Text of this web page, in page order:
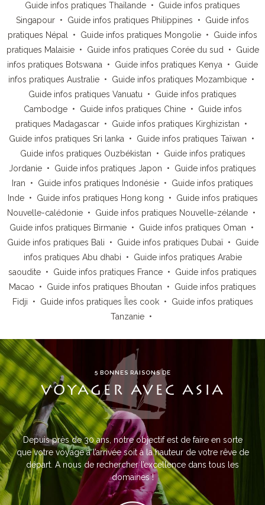
Guide infos pratiques Thaïlande • Guide infos pratiques
Singapour • Guide infos pratiques Philippines • Guide infos
pratiques Népal
• Guide infos pratiques Mongolie • Guide infos
pratiques Malaisie• Guide infos pratiques Corée du sud • Guide
infos pratiques Botswana • Guide infos pratiques Kenya • Guide
infos pratiques Australie • Guide infos pratiques Mozambique •
Guide infos pratiques Vanuatu • Guide infos pratiques
Cambodge• Guide infos pratiques Chine• Guide infos
pratiques Madagascar • Guide infos pratiques Kirghizistan •
Guide infos pratiques Sri lanka • Guide infos pratiques Taïwan •
Guide infos pratiques Ouzbékistan • Guide infos pratiques
Jordanie • Guide infos pratiques Japon • Guide infos pratiques
Iran • Guide infos pratiques Indonésie • Guide infos pratiques
Inde• Guide infos pratiques Hong kong • Guide infos pratiques
Nouvelle-calédonie • Guide infos pratiques Nouvelle-zélande •
Guide infos pratiques Birmanie• Guide infos pratiques Oman •
Guide infos pratiques Bali • Guide infos pratiques Dubaï• Guide
infos pratiques Abu dhabi • Guide infos pratiques Arabie
saoudite • Guide infos pratiques France • Guide infos pratiques
Macao • Guide infos pratiques Bhoutan • Guide infos pratiques
Fidji • Guide infos pratiques Îles cook• Guide infos pratiques
Tanzanie •
5 BONNES RAISONS DE
VOYAGER AVEC ASIA
Depuis près de 30 ans, notre objectif est de faire en sorte
que votre voyage à l’arrivée soit à la hauteur de votre rêve de
départ. A nous de rechercher l’excellence dans tous les
domaines !